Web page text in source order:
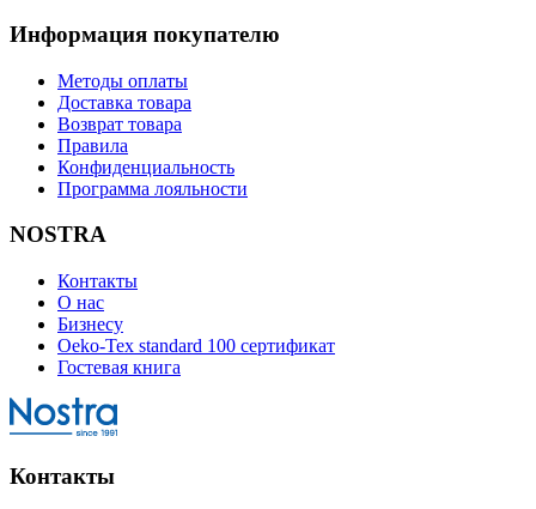
Информация покупателю
Методы оплаты
Доставка товара
Возврат товара
Правила
Конфиденциальность
Программа лояльности
NOSTRA
Контакты
О нас
Бизнесу
Oeko-Tex standard 100 сертификат
Гостевая книга
Контакты